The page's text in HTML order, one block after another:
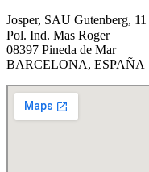
Josper, SAU Gutenberg, 11
Pol. Ind. Mas Roger
08397 Pineda de Mar
BARCELONA, ESPAÑA